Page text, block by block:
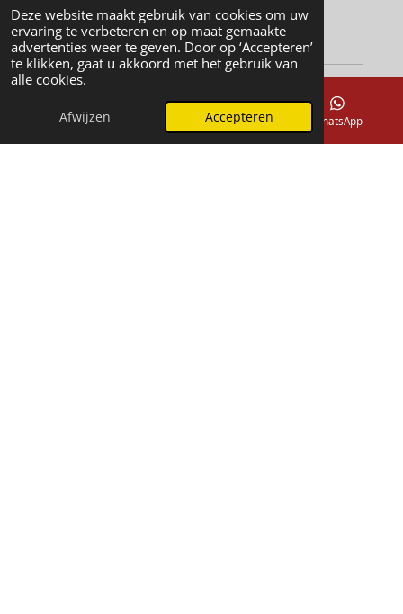
Deze website maakt gebruik van cookies om uw
ervaring te verbeteren en op maat gemaakte
advertenties weer te geven. Door op ‘Accepteren’
te klikken, gaat u akkoord met het gebruik van
alle cookies.
Afwijzen Accepteren
D
e
l
e
n
D
e
e
l
S
h
a
r
e
P
i
n
n
e
n
D
e
l
e
n
© 2020 De KruidenDepot
E-mailadres Telefoonnummer WhatsApp